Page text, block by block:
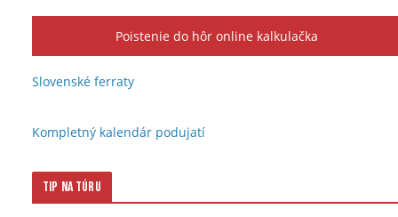
Poistenie do hôr online kalkulačka
Slovenské ferraty
Kompletný kalendár podujatí
Tip na túru